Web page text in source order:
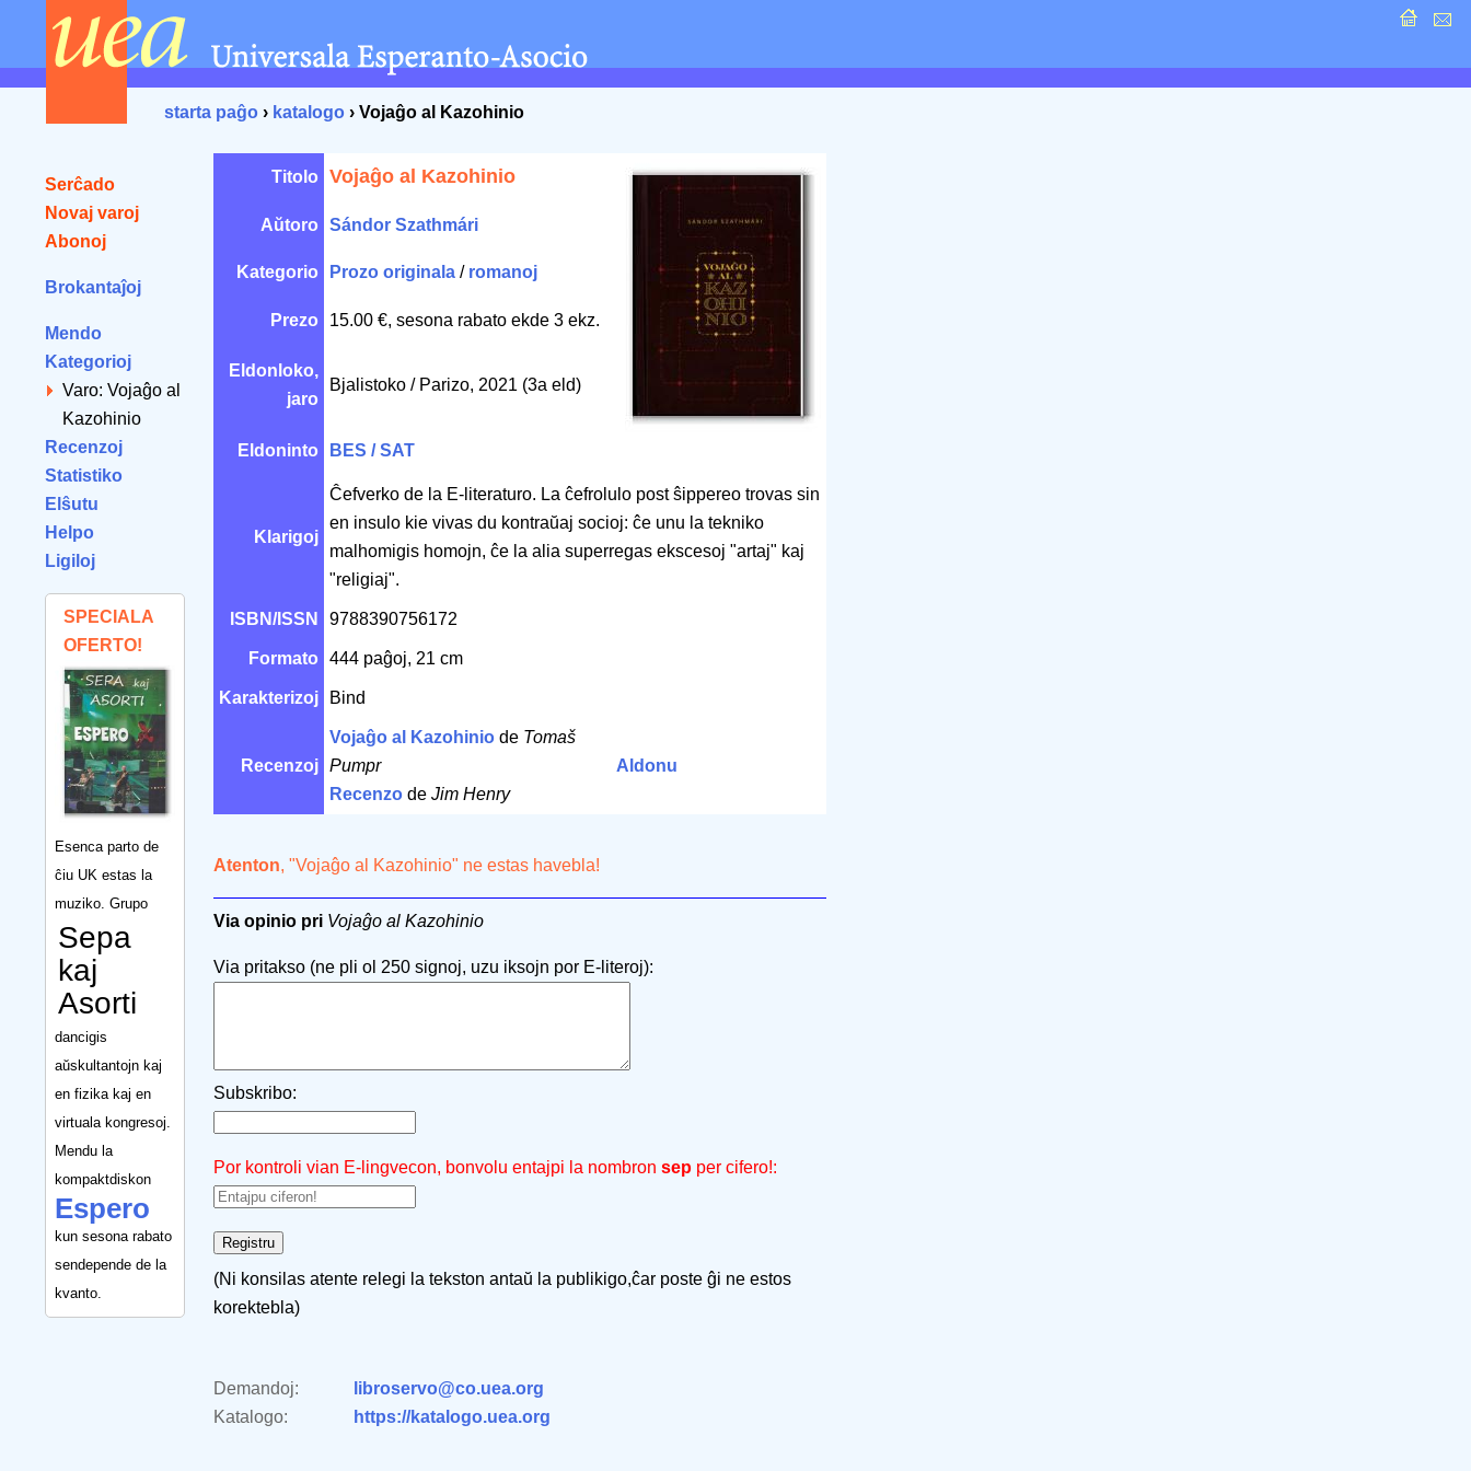
starta paĝo › katalogo › Vojaĝo al Kazohinio
Serĉado
Novaj varoj
Abonoj
Brokantaĵoj
Mendo
Kategorioj
Varo: Vojaĝo al
Kazohinio
Recenzoj
Statistiko
Elŝutu
Helpo
Ligiloj
SPECIALA
OFERTO!
Esenca parto de
ĉiu UK estas la
muziko. Grupo
Sepa
kaj
Asorti
dancigis
aŭskultantojn kaj
en fizika kaj en
virtuala kongresoj.
Mendu la
kompaktdiskon
Espero
kun sesona rabato
sendepende de la
kvanto.
Titolo Vojaĝo al Kazohinio
Aŭtoro Sándor Szathmári
Kategorio Prozo originala / romanoj
Prezo 15.00 €, sesona rabato ekde 3 ekz.
Eldonloko,
jaro
Bjalistoko / Parizo, 2021 (3a eld)
Eldoninto BES / SAT
Klarigoj
Ĉefverko de la E-literaturo. La ĉefrolulo post ŝippereo trovas sin
en insulo kie vivas du kontraŭaj socioj: ĉe unu la tekniko
malhomigis homojn, ĉe la alia superregas ekscesoj "artaj" kaj
"religiaj".
ISBN/ISSN 9788390756172
Formato 444 paĝoj, 21 cm
Karakterizoj Bind
Recenzoj
Vojaĝo al Kazohinio de Tomaš
Pumpr
Recenzo de Jim Henry
Aldonu
Atenton, "Vojaĝo al Kazohinio" ne estas havebla!
Via opinio pri Vojaĝo al Kazohinio
Via pritakso (ne pli ol 250 signoj, uzu iksojn por E-literoj):
Subskribo:
Por kontroli vian E-lingvecon, bonvolu entajpi la nombron sep per cifero!:
(Ni konsilas atente relegi la tekston antaŭ la publikigo,ĉar poste ĝi ne estos
korektebla)
Demandoj:
libroservo@co.uea.org
Katalogo:
https://katalogo.uea.org